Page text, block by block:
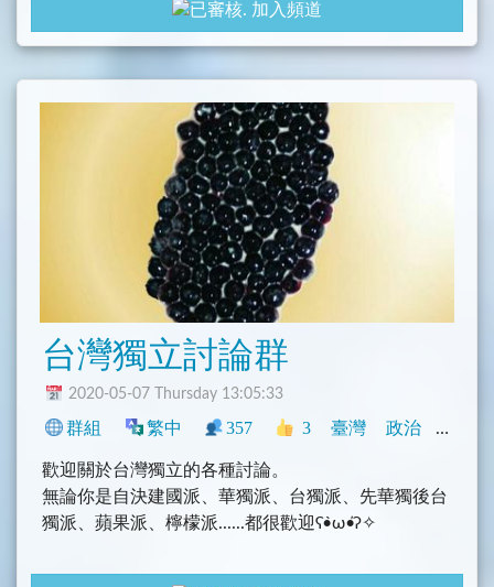
加入頻道
台灣獨立討論群
2020-05-07 Thursday 13:05:33
群組 繁中 357 3 臺灣 政治 閒聊
歡迎關於台灣獨立的各種討論。
無論你是自決建國派、華獨派、台獨派、先華獨後台
獨派、蘋果派、檸檬派......都很歡迎ʕ•̀ω•́ʔ✧